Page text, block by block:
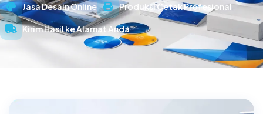
Jasa Desain Online Produksi Cetak Profesional
Kirim Hasil ke Alamat Anda